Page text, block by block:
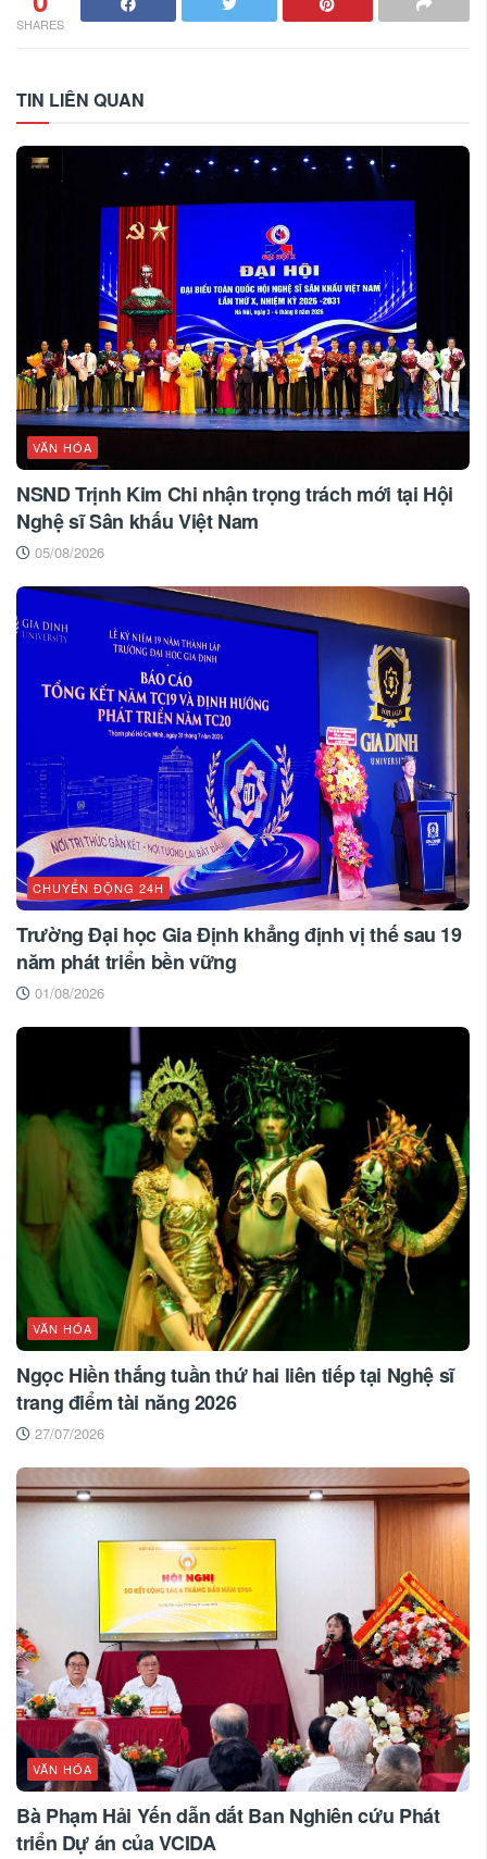
SHARES
TIN LIÊN QUAN
VĂN HÓA
NSND Trịnh Kim Chi nhận trọng trách mới tại Hội
Nghệ sĩ Sân khấu Việt Nam
05/08/2026
CHUYỂN ĐỘNG 24H
Trường Đại học Gia Định khẳng định vị thế sau 19
năm phát triển bền vững
01/08/2026
VĂN HÓA
Ngọc Hiền thắng tuần thứ hai liên tiếp tại Nghệ sĩ
trang điểm tài năng 2026
27/07/2026
VĂN HÓA
Bà Phạm Hải Yến dẫn dắt Ban Nghiên cứu Phát
triển Dự án của VCIDA